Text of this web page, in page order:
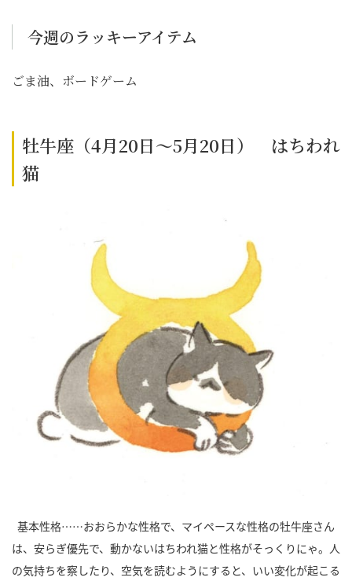
今週のラッキーアイテム
ごま油、ボードゲーム
牡牛座（4月20日～5月20日） はちわれ
猫
基本性格……おおらかな性格で、マイペースな性格の牡牛座さん
は、安らぎ優先で、動かないはちわれ猫と性格がそっくりにゃ。人
の気持ちを察したり、空気を読むようにすると、いい変化が起こる